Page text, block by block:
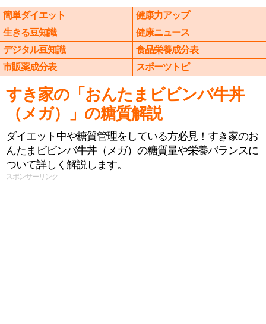
簡単ダイエット
健康力アップ
生きる豆知識
健康ニュース
デジタル豆知識
食品栄養成分表
市販薬成分表
スポーツトピ
すき家の「おんたまビビンバ牛丼
（メガ）」の糖質解説
ダイエット中や糖質管理をしている方必見！すき家のお
んたまビビンバ牛丼（メガ）の糖質量や栄養バランスに
ついて詳しく解説します。
スポンサーリンク